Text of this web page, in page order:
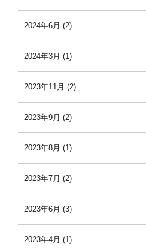
2024年6月 (2)
2024年3月 (1)
2023年11月 (2)
2023年9月 (2)
2023年8月 (1)
2023年7月 (2)
2023年6月 (3)
2023年4月 (1)